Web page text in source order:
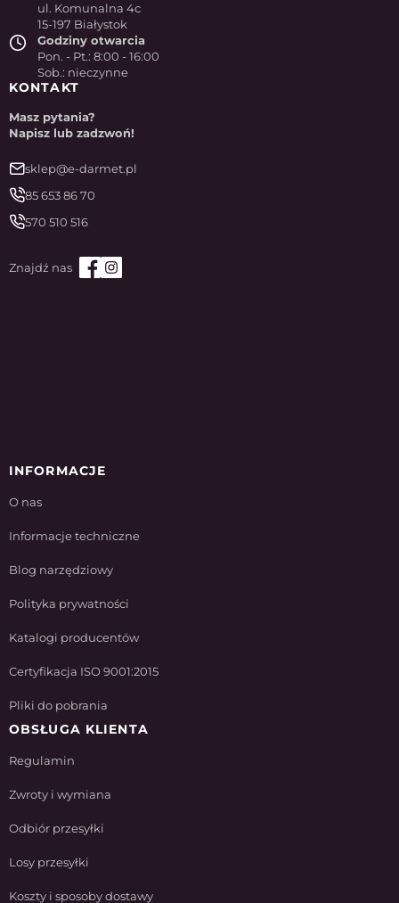
ul. Komunalna 4c
15-197 Białystok
Godziny otwarcia
Pon. - Pt.: 8:00 - 16:00
Sob.: nieczynne
KONTAKT
Masz pytania?
Napisz lub zadzwoń!
sklep@e-darmet.pl
85 653 86 70
570 510 516
INFORMACJE
O nas
Informacje techniczne
Blog narzędziowy
Polityka prywatności
Katalogi producentów
Certyfikacja ISO 9001:2015
Pliki do pobrania
OBSŁUGA KLIENTA
Regulamin
Zwroty i wymiana
Odbiór przesyłki
Losy przesyłki
Koszty i sposoby dostawy